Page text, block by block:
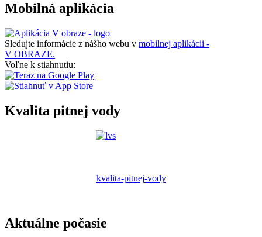
Mobilná aplikácia
Sledujte informácie z nášho webu v mobilnej aplikácii -
V OBRAZE.
Voľne k stiahnutiu:
Kvalita pitnej vody
kvalita-pitnej-vody
Aktuálne počasie